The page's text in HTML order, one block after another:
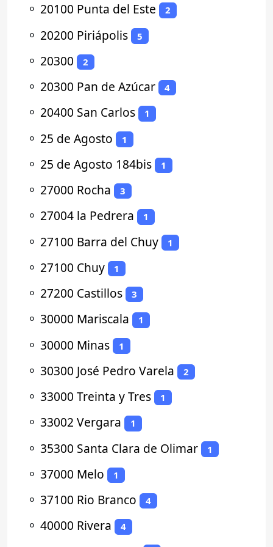
⚬ 20100 Punta del Este 2
⚬ 20200 Piriápolis 5
⚬ 20300 2
⚬ 20300 Pan de Azúcar 4
⚬ 20400 San Carlos 1
⚬ 25 de Agosto 1
⚬ 25 de Agosto 184bis 1
⚬ 27000 Rocha 3
⚬ 27004 la Pedrera 1
⚬ 27100 Barra del Chuy 1
⚬ 27100 Chuy 1
⚬ 27200 Castillos 3
⚬ 30000 Mariscala 1
⚬ 30000 Minas 1
⚬ 30300 José Pedro Varela 2
⚬ 33000 Treinta y Tres 1
⚬ 33002 Vergara 1
⚬ 35300 Santa Clara de Olimar 1
⚬ 37000 Melo 1
⚬ 37100 Rio Branco 4
⚬ 40000 Rivera 4